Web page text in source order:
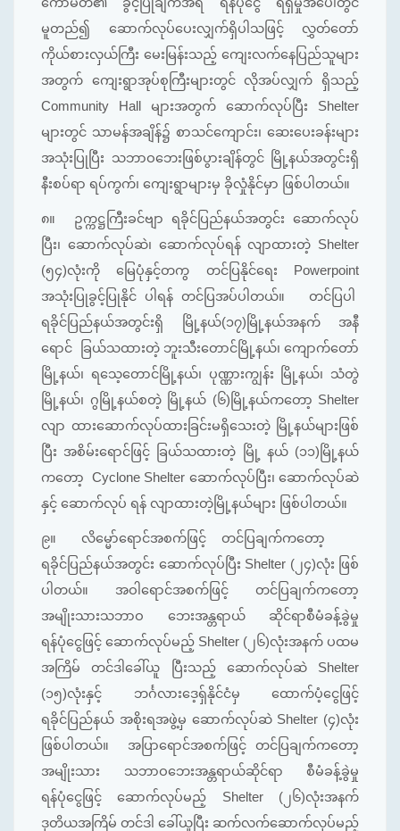
မူတည်၍ ဆောက်လုပ်ပေးလျှက်ရှိပါသဖြင့် လွှတ်တော်
ကိုယ်စားလှယ်ကြီး မေးမြန်းသည့် ကျေးလက်နေပြည်သူများ
အတွက် ကျေးရွာအုပ်စုကြီးများတွင် လိုအပ်လျှက် ရှိသည့်
Community Hall များအတွက် ဆောက်လုပ်ပြီး Shelter
များတွင် သာမန်အချိန်၌ စာသင်ကျောင်း၊ ဆေးပေးခန်းများ
အသုံးပြုပြီး သဘာဝဘေးဖြစ်ပွားချိန်တွင် မြို့နယ်အတွင်းရှိ
နီးစပ်ရာ ရပ်ကွက်၊ ကျေးရွာများမှ ခိုလှုံနိုင်မှာ ဖြစ်ပါတယ်။
၈။
ဥက္ကဋ္ဌကြီးခင်ဗျာ ရခိုင်ပြည်နယ်အတွင်း ဆောက်လုပ်
ပြီး၊ ဆောက်လုပ်ဆဲ၊ ဆောက်လုပ်ရန် လျာထားတဲ့ Shelter
(၅၄)လုံးကို မြေပုံနှင့်တကွ တင်ပြနိုင်ရေး Powerpoint
အသုံးပြုခွင့်ပြုနိုင် ပါရန် တင်ပြအပ်ပါတယ်။ တင်ပြပါ
ရခိုင်ပြည်နယ်အတွင်းရှိ မြို့နယ်(၁၇)မြို့နယ်အနက် အနီ
ရောင် ခြယ်သထားတဲ့ ဘူးသီးတောင်မြို့နယ်၊ ကျောက်တော်
မြို့နယ်၊ ရသေ့တောင်မြို့နယ်၊ ပုဏ္ဏားကျွန်း မြို့နယ်၊ သံတွဲ
မြို့နယ်၊ ဂွမြို့နယ်စတဲ့ မြို့နယ် (၆)မြို့နယ်ကတော့ Shelter
လျာ ထားဆောက်လုပ်ထားခြင်းမရှိသေးတဲ့ မြို့နယ်များဖြစ်
ပြီး အစိမ်းရောင်ဖြင့် ခြယ်သထားတဲ့ မြို့ နယ် (၁၁)မြို့နယ်
ကတော့ Cyclone Shelter ဆောက်လုပ်ပြီး၊ ဆောက်လုပ်ဆဲ
နှင့် ဆောက်လုပ် ရန် လျာထားတဲ့မြို့နယ်များ ဖြစ်ပါတယ်။
၉။
လိမ္မော်ရောင်အစက်ဖြင့် တင်ပြချက်ကတော့
ရခိုင်ပြည်နယ်အတွင်း ဆောက်လုပ်ပြီး Shelter (၂၄)လုံး ဖြစ်
ပါတယ်။ အဝါရောင်အစက်ဖြင့် တင်ပြချက်ကတော့
အမျိုးသားသဘာဝ ဘေးအန္တရာယ် ဆိုင်ရာစီမံခန့်ခွဲမှု
ရန်ပုံငွေဖြင့် ဆောက်လုပ်မည့် Shelter (၂၆)လုံးအနက် ပထမ
အကြိမ် တင်ဒါခေါ်ယူ ပြီးသည့် ဆောက်လုပ်ဆဲ Shelter
(၁၅)လုံးနှင့် ဘင်္ဂလားဒေ့ရှ်နိုင်ငံမှ ထောက်ပံ့ငွေဖြင့်
ရခိုင်ပြည်နယ် အစိုးရအဖွဲ့မှ ဆောက်လုပ်ဆဲ Shelter (၄)လုံး
ဖြစ်ပါတယ်။ အပြာရောင်အစက်ဖြင့် တင်ပြချက်ကတော့
အမျိုးသား သဘာဝဘေးအန္တရာယ်ဆိုင်ရာ စီမံခန့်ခွဲမှု
ရန်ပုံငွေဖြင့် ဆောက်လုပ်မည့် Shelter (၂၆)လုံးအနက်
ဒုတိယအကြိမ် တင်ဒါ ခေါ်ယူပြီး ဆက်လက်ဆောက်လုပ်မည့်